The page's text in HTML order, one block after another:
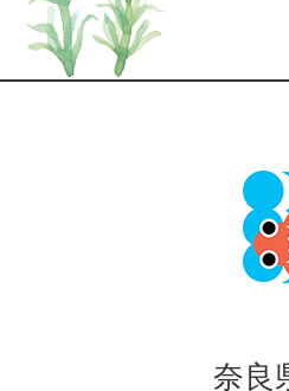
ページの先頭へ
奈良